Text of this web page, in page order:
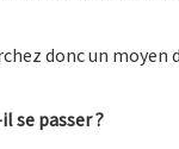
donc un moyen
se passer ?